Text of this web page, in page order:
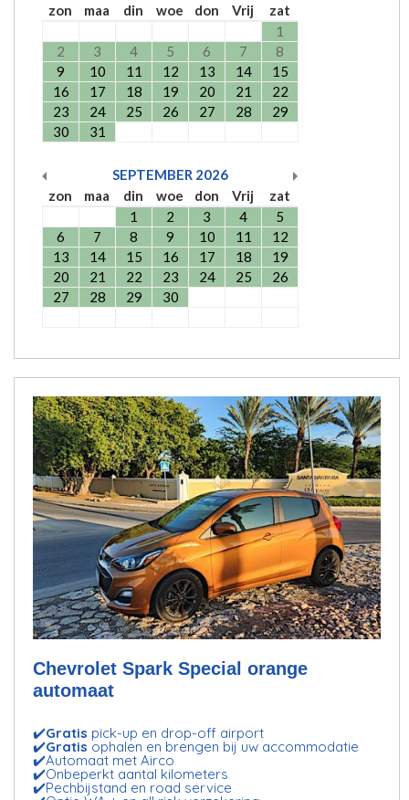
zon
maa din woe don Vrij
zat
1
2
3 4 5 6 7
8
9
10 11 12 13 14
15
16
17 18 19 20 21
22
23
24 25 26 27 28
29
30
31
SEPTEMBER 2026
zon
maa din woe don Vrij
zat
1
2 3 4
5
6
7 8 9 10 11
12
13
14 15 16 17 18
19
20
21 22 23 24 25
26
27
28 29 30
Chevrolet Spark Special orange
automaat
✔️Gratis pick-up en drop-off airport
✔️Gratis ophalen en brengen bij uw accommodatie
✔️Automaat met Airco
✔️Onbeperkt aantal kilometers
✔️Pechbijstand en road service